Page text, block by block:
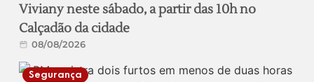
Viviany neste sábado, a partir das 10h no
Calçadão da cidade
08/08/2026
Segurança